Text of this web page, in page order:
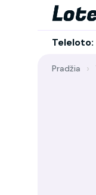
Teleloto:
Pradžia